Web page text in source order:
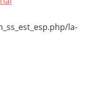
la-